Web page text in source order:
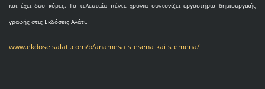
και έχει δυο κόρες. Τα τελευταία πέντε χρόνια συντονίζει εργαστήρια δημιουργικής
γραφής στις Εκδόσεις Αλάτι.
www.ekdoseisalati.com/p/anamesa-s-esena-kai-s-emena/